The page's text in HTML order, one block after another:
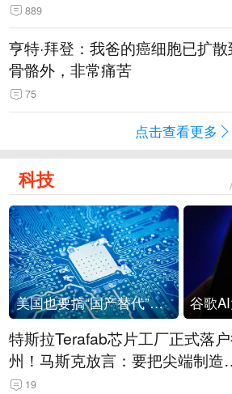
889
亨特·拜登：我爸的癌细胞已扩散
骨骼外，非常痛苦
75
点击查看更多
科技
美国也要搞“国产替代”？先算清三笔账
特斯拉Terafab芯片工厂正式落
州！马斯克放言：要把尖端制造
回美国
19